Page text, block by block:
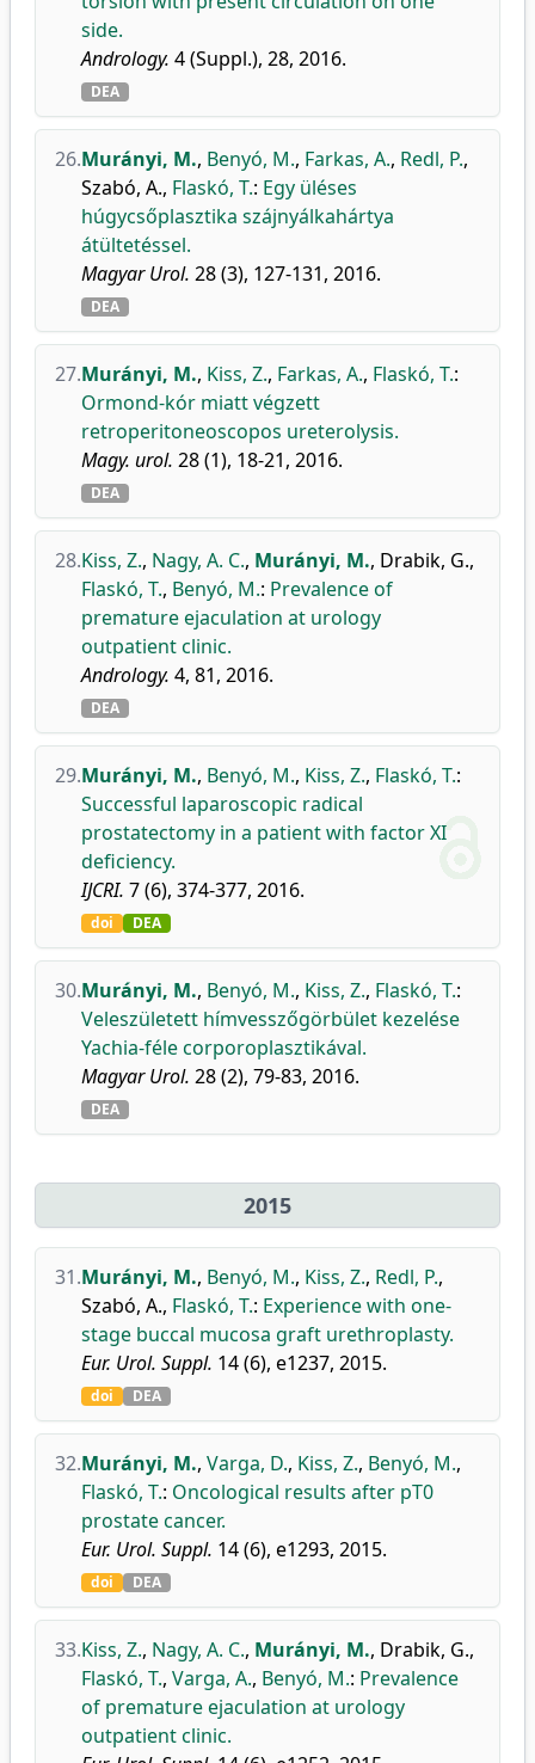
side.
Andrology. 4 (Suppl.), 28, 2016.
DEA
26.Murányi, M., Benyó, M., Farkas, A., Redl, P.,
Szabó, A., Flaskó, T.: Egy üléses
húgycsőplasztika szájnyálkahártya
átültetéssel.
Magyar Urol. 28 (3), 127-131, 2016.
DEA
27.Murányi, M., Kiss, Z., Farkas, A., Flaskó, T.:
Ormond-kór miatt végzett
retroperitoneoscopos ureterolysis.
Magy. urol. 28 (1), 18-21, 2016.
DEA
28.Kiss, Z., Nagy, A. C., Murányi, M., Drabik, G.,
Flaskó, T., Benyó, M.: Prevalence of
premature ejaculation at urology
outpatient clinic.
Andrology. 4, 81, 2016.
DEA
29.Murányi, M., Benyó, M., Kiss, Z., Flaskó, T.:
Successful laparoscopic radical
prostatectomy in a patient with factor XI
deficiency.
IJCRI. 7 (6), 374-377, 2016.
doi DEA
30.Murányi, M., Benyó, M., Kiss, Z., Flaskó, T.:
Veleszületett hímvesszőgörbület kezelése
Yachia-féle corporoplasztikával.
Magyar Urol. 28 (2), 79-83, 2016.
DEA
2015
31.Murányi, M., Benyó, M., Kiss, Z., Redl, P.,
Szabó, A., Flaskó, T.: Experience with one-
stage buccal mucosa graft urethroplasty.
Eur. Urol. Suppl. 14 (6), e1237, 2015.
doi DEA
32.Murányi, M., Varga, D., Kiss, Z., Benyó, M.,
Flaskó, T.: Oncological results after pT0
prostate cancer.
Eur. Urol. Suppl. 14 (6), e1293, 2015.
doi DEA
33.Kiss, Z., Nagy, A. C., Murányi, M., Drabik, G.,
Flaskó, T., Varga, A., Benyó, M.: Prevalence
of premature ejaculation at urology
outpatient clinic.